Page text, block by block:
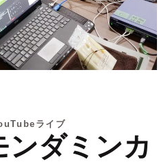
ライブ
ンダミンカ